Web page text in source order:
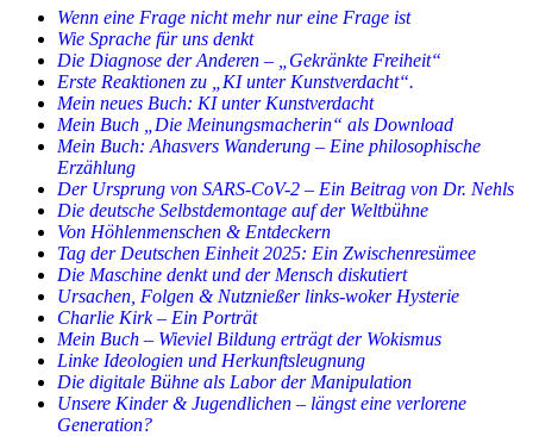
Kazan
2024
–
Neue
Entwicklungen
und
westliche
Wenn eine Frage nicht mehr nur eine Frage ist
Wie Sprache für uns denkt
Die Diagnose der Anderen – „Gekränkte Freiheit“
Erste Reaktionen zu „KI unter Kunstverdacht“.
Mein neues Buch: KI unter Kunstverdacht
Mein Buch „Die Meinungsmacherin“ als Download
Mein Buch: Ahasvers Wanderung – Eine philosophische
Erzählung
Der Ursprung von SARS-CoV-2 – Ein Beitrag von Dr. Nehls
Die deutsche Selbstdemontage auf der Weltbühne
Von Höhlenmenschen & Entdeckern
Tag der Deutschen Einheit 2025: Ein Zwischenresümee
Die Maschine denkt und der Mensch diskutiert
Ursachen, Folgen & Nutznießer links-woker Hysterie
Charlie Kirk – Ein Porträt
Mein Buch – Wieviel Bildung erträgt der Wokismus
Linke Ideologien und Herkunftsleugnung
Die digitale Bühne als Labor der Manipulation
Unsere Kinder & Jugendlichen – längst eine verlorene
Generation?